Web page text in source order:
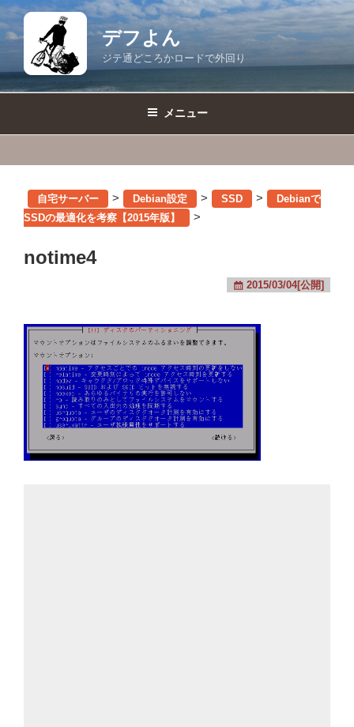
コ
ン
デフよん
ジテ通どころかロードで外回り
メニュー
自宅サーバー > Debian設定 > SSD >
Debianで
SSDの最適化を考察【2015年版】
>
notime4
2015/03/04[公開]